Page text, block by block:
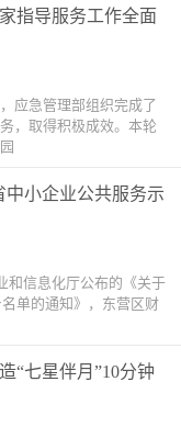
指导服务工作全面
应急管理部组织完成了
，取得积极成效。本轮
中小企业公共服务示
和信息化厅公布的《关于
单的通知》，东营区财
“七星伴月”10分钟